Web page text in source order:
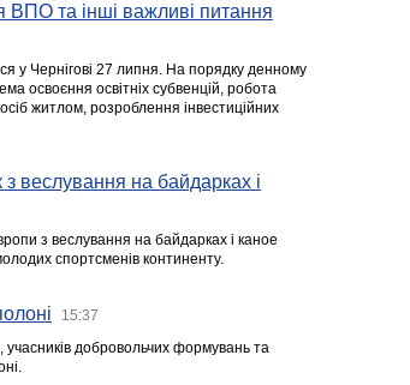
ВПО та інші важливі питання
у Чернігові 27 липня. На порядку денному
освоєння освітніх субвенцій, робота
житлом, розроблення інвестиційних
веслування на байдарках і
з веслування на байдарках і каное
спортсменів континенту.
15:37
учасників добровольчих формувань та